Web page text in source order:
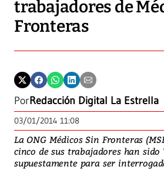
trabajadores de
Fronteras
PorRedacción Digital La Estrella
03/01/2014 11:08
La ONG Médicos Sin Fronteras
cinco de sus trabajadores han sido
supuestamente para ser